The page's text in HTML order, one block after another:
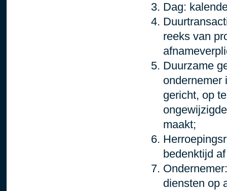
Dag:
reeks van
Duurzame
ondernemer
gericht, op
maakt;
bedenktijd
Ondernemer:
diensten op